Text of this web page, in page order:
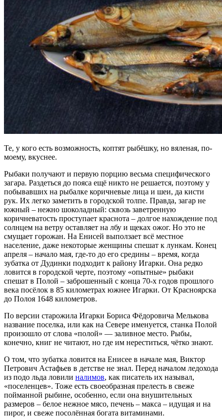
Те, у кого есть возможность, коптят рыбёшку, но вяленая, по-
моему, вкуснее.
Рыбаки получают и первую порцию весьма специфического
загара. Раздеться до пояса ещё никто не решается, поэтому у
побывавших на рыбалке коричневые лица и шеи, да кисти
рук. Их легко заметить в городской толпе. Правда, загар не
южный – нежно шоколадный: сквозь заветренную
коричневатость проступает краснота – долгое нахождение под
солнцем на ветру оставляет на лбу и щеках ожог. Но это не
смущает горожан. На Енисей выползает всё местное
население, даже некоторые женщины спешат к лункам. Конец
апреля – начало мая, где-то до его средины – время, когда
зубатка от Дудинки подходит к району Игарки. Она редко
ловится в городской черте, поэтому «опытные» рыбаки
спешат в Полой – заброшенный с конца 70-х годов прошлого
века посёлок в 85 километрах южнее Игарки. От Красноярска
до Полоя 1648 километров.
По версии старожила Игарки Бориса Фёдоровича Мелькова
название поселка, или как на Севере именуется, станка Полой
произошло от слова «полой» — заливное место. Рыбы,
конечно, книг не читают, но где им нереститься, чётко знают.
О том, что зубатка ловится на Енисее в начале мая, Виктор
Петрович Астафьев в детстве не знал. Перед началом ледохода
из подо льда ловили налимов, как писатель их называл,
«поселенцев». Тоже есть своеобразная прелесть в свеже
пойманной рыбине, особенно, если она внушительных
размеров – белое нежное мясо, печень – макса – идущая и на
пирог, и свеже посолённая богата витаминами.